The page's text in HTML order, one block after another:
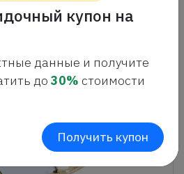
купон на
данные и получите
до 30% стоимости
Получить купон